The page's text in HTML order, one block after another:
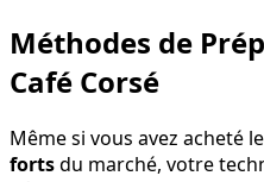
Méthodes de
Café Corsé
Même si vous avez acheté
fortsdu marché, votre